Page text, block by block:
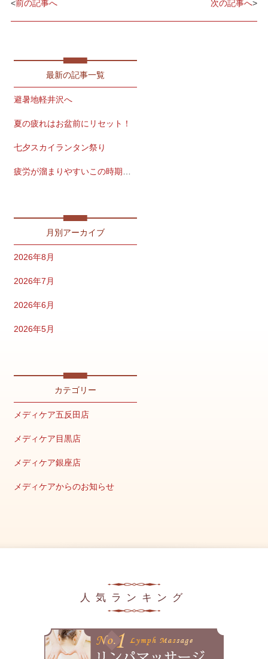
<前の記事へ 次の記事へ>
最新の記事一覧
避暑地軽井沢へ
夏の疲れはお盆前にリセット！
七夕スカイランタン祭り
疲労が溜まりやすいこの時期こそ
月別アーカイブ
2026年8月
2026年7月
2026年6月
2026年5月
2026年2月
2026年1月
2025年3月
カテゴリー
メディケア五反田店
メディケア目黒店
メディケア銀座店
メディケアからのお知らせ
人気ランキング